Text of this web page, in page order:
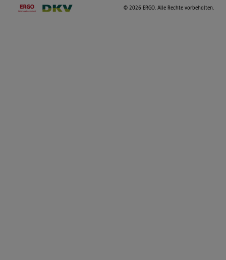
© 2026 ERGO. Alle Rechte vorbehalten.